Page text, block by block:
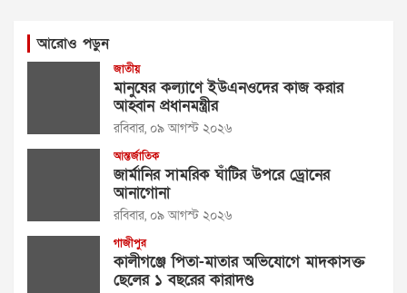
আরোও পড়ুন
জাতীয়
মানুষের কল্যাণে ইউএনওদের কাজ করার
আহ্বান প্রধানমন্ত্রীর
রবিবার, ০৯ আগস্ট ২০২৬
আন্তর্জাতিক
জার্মানির সামরিক ঘাঁটির উপরে ড্রোনের
আনাগোনা
রবিবার, ০৯ আগস্ট ২০২৬
গাজীপুর
কালীগঞ্জে পিতা-মাতার অভিযোগে মাদকাসক্ত
ছেলের ১ বছরের কারাদণ্ড